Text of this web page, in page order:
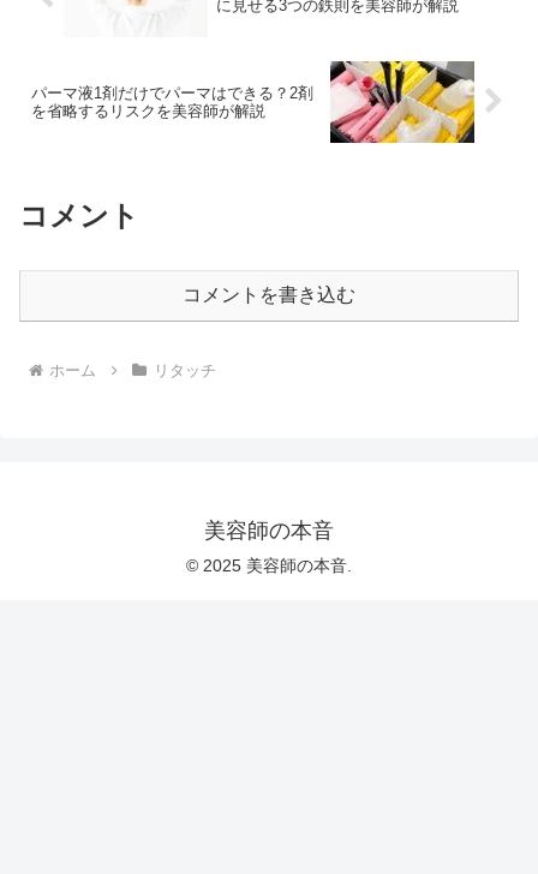
に見せる3つの鉄則を美容師が解説
パーマ液1剤だけでパーマはできる？2剤
を省略するリスクを美容師が解説
コメント
コメントを書き込む
ホーム リタッチ
美容師の本音
© 2025 美容師の本音.